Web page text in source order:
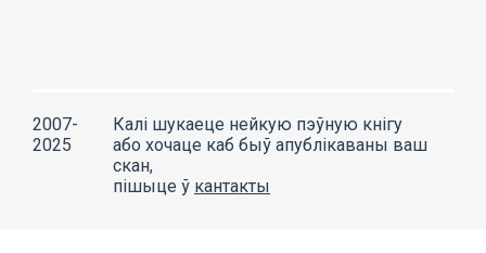
2007-
2025
Калі шукаеце нейкую пэўную кнігу
або хочаце каб быў апублікаваны ваш
скан,
пішыце ў кантакты